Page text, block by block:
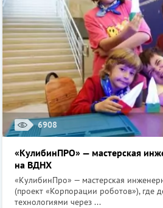
6908
«КулибинПРО» — мастерская
на ВДНХ
«КулибинПро» — мастерская
(проект «Корпорации роботов»), где
технологиями через ...